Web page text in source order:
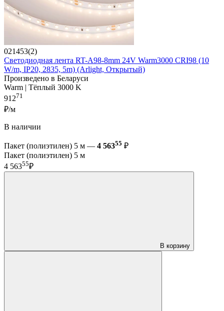
021453(2)
Светодиодная лента RT-A98-8mm 24V Warm3000 CRI98 (10
W/m, IP20, 2835, 5m) (Arlight, Открытый)
Произведено в Беларуси
Warm | Тёплый 3000 K
91271
₽/м
В наличии
Пакет (полиэтилен) 5 м — 4 56355 ₽
Пакет (полиэтилен) 5 м
4 56355₽
В корзину